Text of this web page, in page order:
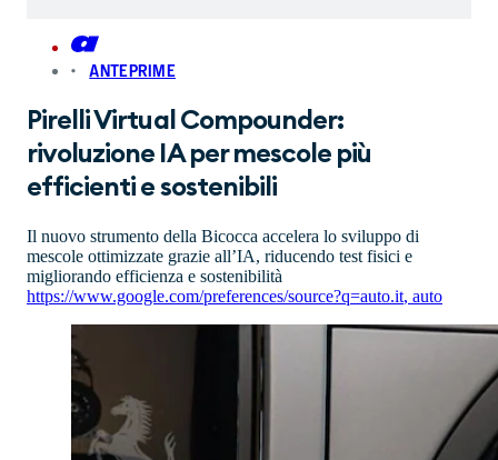
ANTEPRIME
Pirelli Virtual Compounder:
rivoluzione IA per mescole più
efficienti e sostenibili
Il nuovo strumento della Bicocca accelera lo sviluppo di
mescole ottimizzate grazie all’IA, riducendo test fisici e
migliorando efficienza e sostenibilità
https://www.google.com/preferences/source?q=auto.it, auto